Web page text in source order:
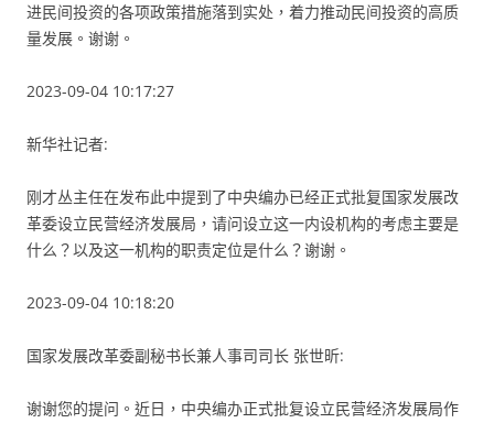
进民间投资的各项政策措施落到实处，着力推动民间投资的高质
量发展。谢谢。
2023-09-04 10:17:27
新华社记者:
刚才丛主任在发布此中提到了中央编办已经正式批复国家发展改
革委设立民营经济发展局，请问设立这一内设机构的考虑主要是
什么？以及这一机构的职责定位是什么？谢谢。
2023-09-04 10:18:20
国家发展改革委副秘书长兼人事司司长 张世昕:
谢谢您的提问。近日，中央编办正式批复设立民营经济发展局作